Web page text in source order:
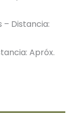
– Distancia:
Apróx.